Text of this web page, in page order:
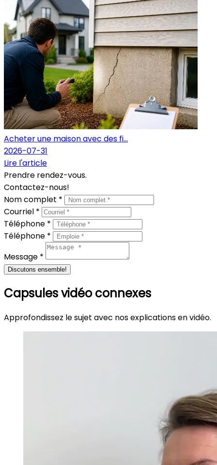
Acheter une maison avec des fi...
2026-07-31
Lire l'article
Prendre rendez-vous.
Contactez-nous!
Nom complet *
Courriel *
Téléphone *
Téléphone *
Message *
Discutons ensemble!
Capsules vidéo connexes
Approfondissez le sujet avec nos explications en vidéo.